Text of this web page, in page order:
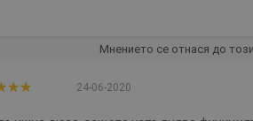
Мнението се отнася до
24-06-2020